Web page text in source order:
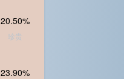
20.50%
珍贵
23.90%